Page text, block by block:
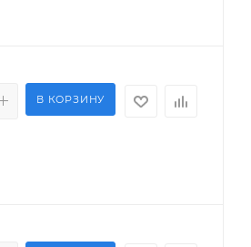
В КОРЗИНУ